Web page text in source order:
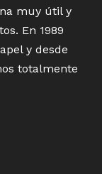
muy útil y
En 1989
y desde
totalmente